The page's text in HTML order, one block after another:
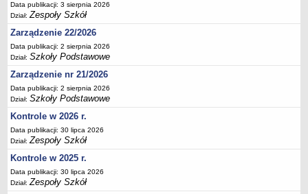
Data publikacji: 3 sierpnia 2026
Dział:Zespoły Szkół
Zarządzenie 22/2026
Data publikacji: 2 sierpnia 2026
Dział:Szkoły Podstawowe
Zarządzenie nr 21/2026
Data publikacji: 2 sierpnia 2026
Dział:Szkoły Podstawowe
Kontrole w 2026 r.
Data publikacji: 30 lipca 2026
Dział:Zespoły Szkół
Kontrole w 2025 r.
Data publikacji: 30 lipca 2026
Dział:Zespoły Szkół